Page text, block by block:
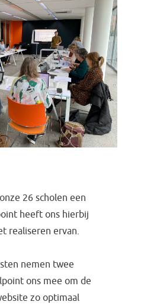
26 scholen een
heeft ons hierbij
realiseren ervan.
nemen twee
ons mee om de
zo optimaal